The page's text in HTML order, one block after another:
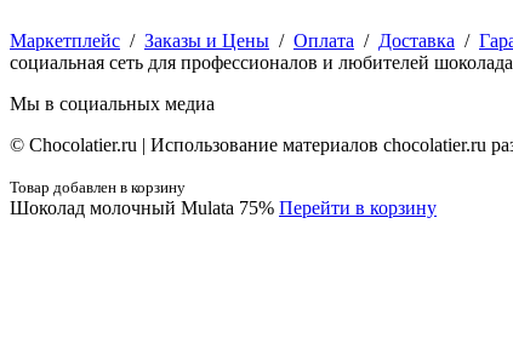
Маркетплейс / Заказы и Цены / Оплата / Доставка /
социальная сеть для профессионалов и любителей шоколада
Мы в социальных медиа
© Сhocolatier.ru | Использование материалов chocolatier.ru
Товар добавлен в корзину
Шоколад молочный Mulata 75% Перейти в корзину